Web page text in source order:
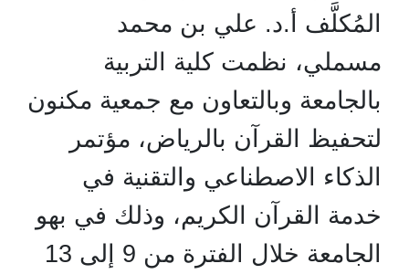
المُكلَّف أ.د. علي بن محمد
مسملي، نظمت كلية التربية
بالجامعة وبالتعاون مع جمعية مكنون
لتحفيظ القرآن بالرياض، مؤتمر
الذكاء الاصطناعي والتقنية في
خدمة القرآن الكريم، وذلك في بهو
الجامعة خلال الفترة من 9 إلى 13